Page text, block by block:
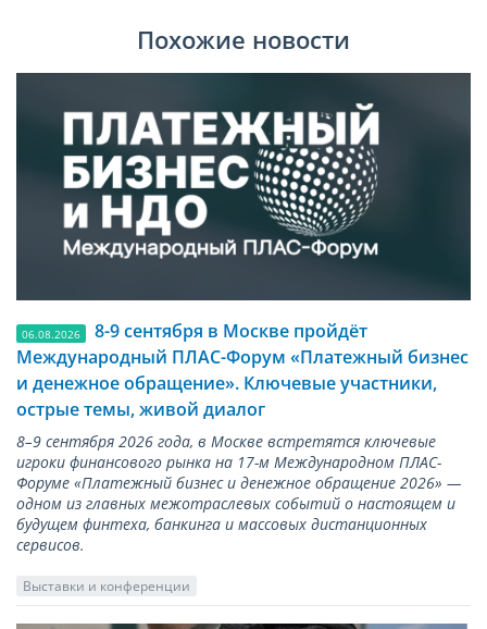
Похожие новости
06.08.2026
8-9 сентября в Москве пройдёт
Международный ПЛАС-Форум «Платежный бизнес
и денежное обращение». Ключевые участники,
острые темы, живой диалог
8–9 сентября 2026 года, в Москве встретятся ключевые
игроки финансового рынка на 17-м Международном ПЛАС-
Форуме «Платежный бизнес и денежное обращение 2026» —
одном из главных межотраслевых событий о настоящем и
будущем финтеха, банкинга и массовых дистанционных
сервисов.
Выставки и конференции